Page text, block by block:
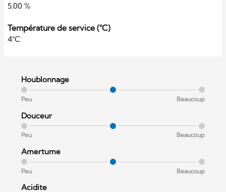
5.00 %
Température de service (°C)
4°C
Houblonnage
Peu Beaucoup
Douceur
Peu Beaucoup
Amertume
Peu Beaucoup
Acidite